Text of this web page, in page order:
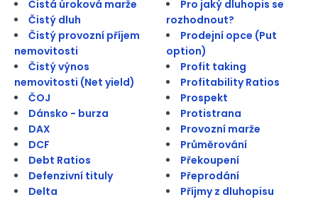
Čistá úroková marže
Čistý dluh
Čistý provozní příjem
nemovitosti
Čistý výnos
nemovitosti (Net yield)
ČOJ
Dánsko - burza
DAX
DCF
Debt Ratios
Defenzivní tituly
Delta
Pro jaký dluhopis se
rozhodnout?
Prodejní opce (Put
option)
Profit taking
Profitability Ratios
Prospekt
Protistrana
Provozní marže
Průměrování
Překoupení
Přeprodání
Příjmy z dluhopisu